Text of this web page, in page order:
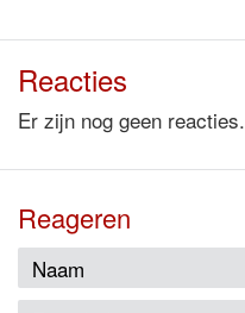
Reacties
Er zijn nog geen reacties.
Reageren